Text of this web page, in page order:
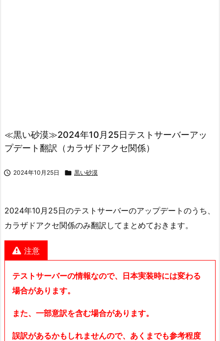
≪黒い砂漠≫2024年10月25日テストサーバーアッ
プデート翻訳（カラザドアクセ関係）
 2024年10月25日  黒い砂漠
2024年10月25日のテストサーバーのアップデートのうち、
カラザドアクセ関係のみ翻訳してまとめておきます。
注意
テストサーバーの情報なので、日本実装時には変わる
場合があります。
また、一部意訳を含む場合があります。
誤訳があるかもしれませんので、あくまでも参考程度